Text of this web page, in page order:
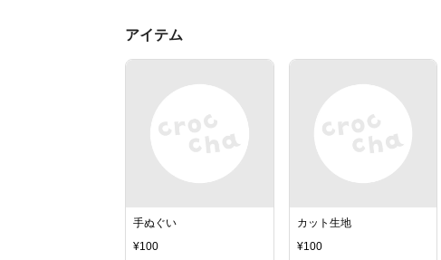
アイテム
手ぬぐい
¥100
カット生地
¥100